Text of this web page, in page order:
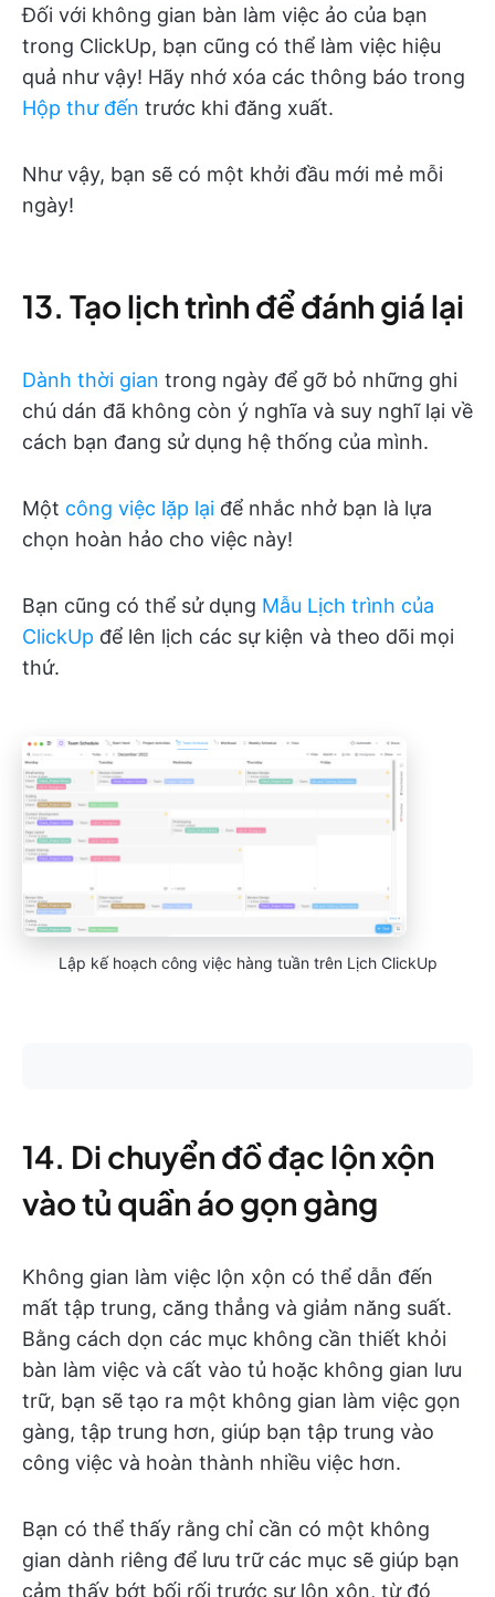
Đối với không gian bàn làm việc ảo của bạn
trong ClickUp, bạn cũng có thể làm việc hiệu
quả như vậy! Hãy nhớ xóa các thông báo trong
Hộp thư đến trước khi đăng xuất.
Như vậy, bạn sẽ có một khởi đầu mới mẻ mỗi
ngày!
13. Tạo lịch trình để đánh giá lại
Dành thời gian trong ngày để gỡ bỏ những ghi
chú dán đã không còn ý nghĩa và suy nghĩ lại về
cách bạn đang sử dụng hệ thống của mình.
Một công việc lặp lại để nhắc nhở bạn là lựa
chọn hoàn hảo cho việc này!
Bạn cũng có thể sử dụng Mẫu Lịch trình của
ClickUp để lên lịch các sự kiện và theo dõi mọi
thứ.
Lập kế hoạch công việc hàng tuần trên Lịch ClickUp
14. Di chuyển đồ đạc lộn xộn
vào tủ quần áo gọn gàng
Không gian làm việc lộn xộn có thể dẫn đến
mất tập trung, căng thẳng và giảm năng suất.
Bằng cách dọn các mục không cần thiết khỏi
bàn làm việc và cất vào tủ hoặc không gian lưu
trữ, bạn sẽ tạo ra một không gian làm việc gọn
gàng, tập trung hơn, giúp bạn tập trung vào
công việc và hoàn thành nhiều việc hơn.
Bạn có thể thấy rằng chỉ cần có một không
gian dành riêng để lưu trữ các mục sẽ giúp bạn
cảm thấy bớt bối rối trước sự lộn xộn, từ đó